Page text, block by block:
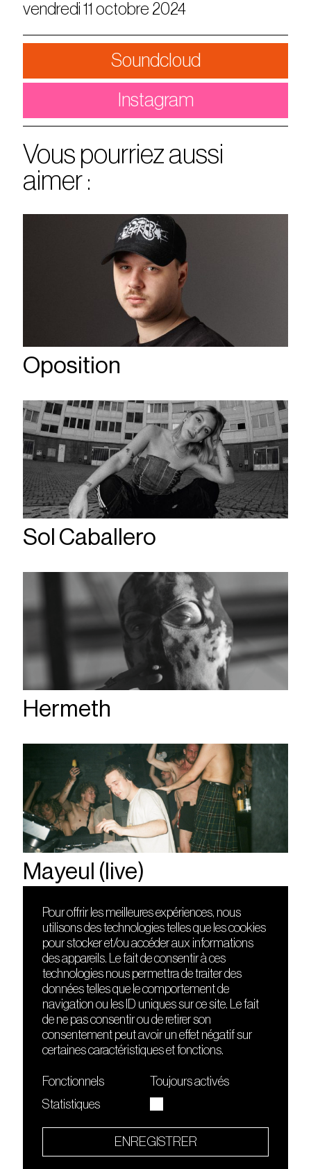
vendredi 11 octobre 2024
Soundcloud
Instagram
Vous pourriez aussi
aimer :
Oposition
Sol Caballero
Hermeth
Mayeul (live)
DÉCOUVRIR
Le lieu
Contact
Presse
Cours de DJing
TMLAB
FRIENDS
Nuits sonores
HEAT
Hôtel71
La Gaîté Lyrique
Le Sucre fait partie de
Quartier culturel et créatif
Pour offrir les meilleures expériences, nous
utilisons des technologies telles que les cookies
pour stocker et/ou accéder aux informations
des appareils. Le fait de consentir à ces
technologies nous permettra de traiter des
données telles que le comportement de
navigation ou les ID uniques sur ce site. Le fait
de ne pas consentir ou de retirer son
consentement peut avoir un effet négatif sur
certaines caractéristiques et fonctions.
Fonctionnels
Toujours activés
Statistiques
ENREGISTRER